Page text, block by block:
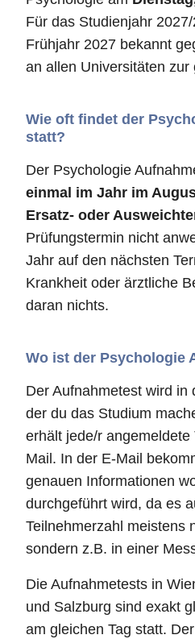
Für das Studienjahr
Frühjahr 2027 bekannt
an allen Universitäten zur
Wie oft findet der
statt?
Der Psychologie
einmal im Jahr im
Ersatz- oder
Prüfungstermin nicht
Jahr auf den nächsten
Krankheit oder ärztliche
daran nichts.
Wo ist der Psychologie
Der Aufnahmetest wird in
der du das Studium
erhält jede/r
Mail. In der E-Mail
genauen Informationen
durchgeführt wird, da es
Teilnehmerzahl meistens
sondern z.B. in einer
Die Aufnahmetests in
und Salzburg sind exakt
am gleichen Tag statt.